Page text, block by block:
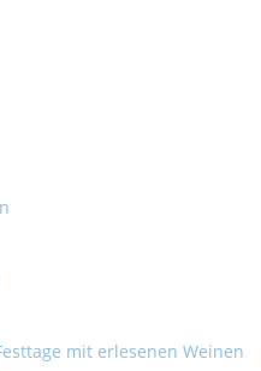
mit erlesenen Weinen